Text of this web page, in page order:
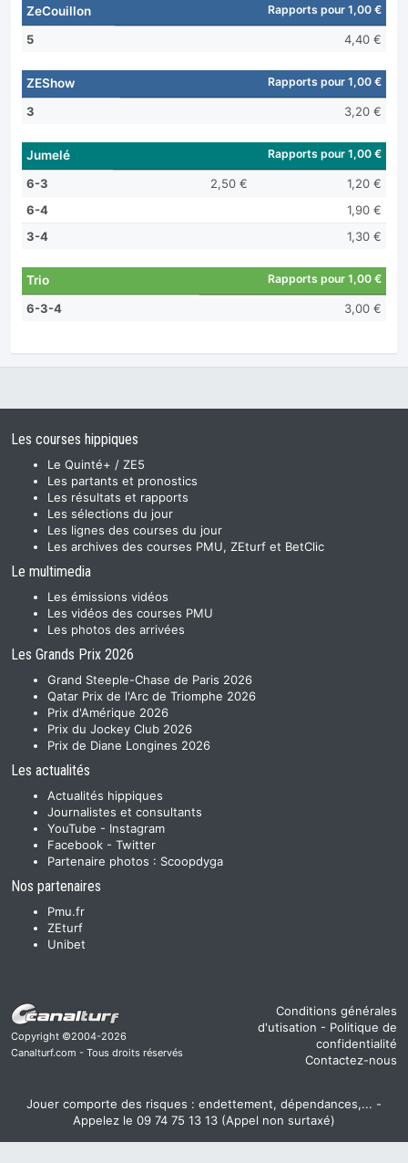
ZeCouillon Rapports pour 1,00 €
5 4,40 €
ZEShow Rapports pour 1,00 €
3 3,20 €
Jumelé Rapports pour 1,00 €
6-3 2,50 €
1,20 €
6-4
1,90 €
3-4
1,30 €
Trio Rapports pour 1,00 €
6-3-4 3,00 €
Les courses hippiques
Le Quinté+ / ZE5
Les partants et pronostics
Les résultats et rapports
Les sélections du jour
Les lignes des courses du jour
Les archives des courses PMU, ZEturf et BetClic
Le multimedia
Les émissions vidéos
Les vidéos des courses PMU
Les photos des arrivées
Les Grands Prix 2026
Grand Steeple-Chase de Paris 2026
Qatar Prix de l'Arc de Triomphe 2026
Prix d'Amérique 2026
Prix du Jockey Club 2026
Prix de Diane Longines 2026
Les actualités
Actualités hippiques
Journalistes et consultants
YouTube - Instagram
Facebook - Twitter
Partenaire photos : Scoopdyga
Nos partenaires
Pmu.fr
ZEturf
Unibet
Copyright ©2004-2026
Canalturf.com - Tous droits réservés
Conditions générales
d'utisation - Politique de
confidentialité
Contactez-nous
Jouer comporte des risques : endettement, dépendances,... -
Appelez le 09 74 75 13 13 (Appel non surtaxé)